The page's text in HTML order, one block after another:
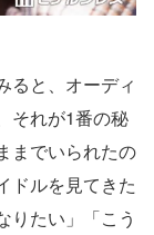
ると、オーディ
それが1番の秘
までいられたの
ドルを見てきた
りたい」「こう